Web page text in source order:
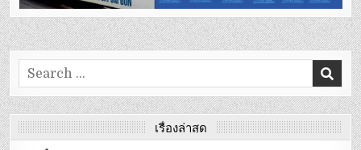
Search
for:
เรื่องล่าสุด